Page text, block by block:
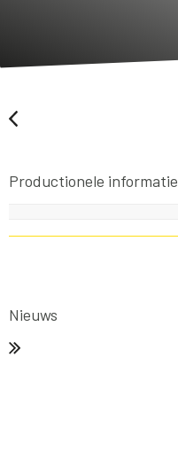
Productionele informatie
Nieuws